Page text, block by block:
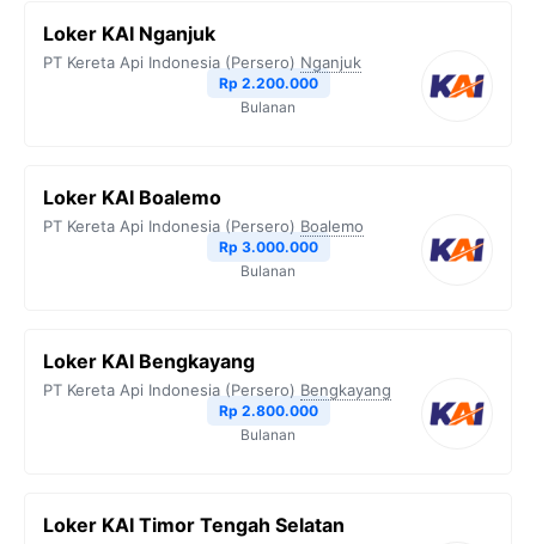
Loker KAI Nganjuk
PT Kereta Api Indonesia (Persero) Nganjuk
Rp 2.200.000
Bulanan
Loker KAI Boalemo
PT Kereta Api Indonesia (Persero) Boalemo
Rp 3.000.000
Bulanan
Loker KAI Bengkayang
PT Kereta Api Indonesia (Persero) Bengkayang
Rp 2.800.000
Bulanan
Loker KAI Timor Tengah Selatan